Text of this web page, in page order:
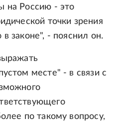
на Россию - это
точки зрения
в законе", - пояснил он.
месте" - в связи с
по такому вопросу,